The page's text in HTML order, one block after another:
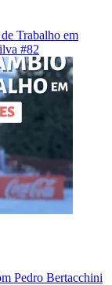
Trabalho em
#82
Pedro Bertacchini